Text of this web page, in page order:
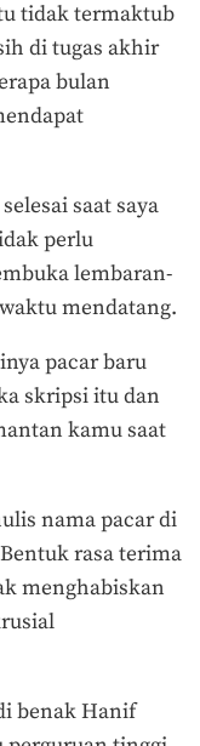
tidak termaktub
di tugas akhir
bulan
saat saya
perlu
lembaran-
mendatang.
pacar baru
skripsi itu dan
kamu saat
nama pacar di
rasa terima
menghabiskan
benak Hanif